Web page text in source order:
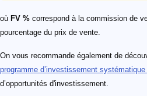
où FV % correspond à la commission de
pourcentage du prix de vente.
On vous recommande également de
programme d’investissement
d’opportunités d'investissement.